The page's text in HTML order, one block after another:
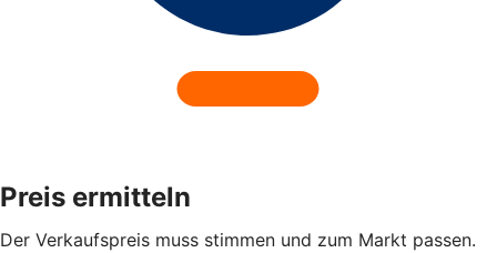
Preis ermitteln
Der Verkaufspreis muss stimmen und zum Markt passen.